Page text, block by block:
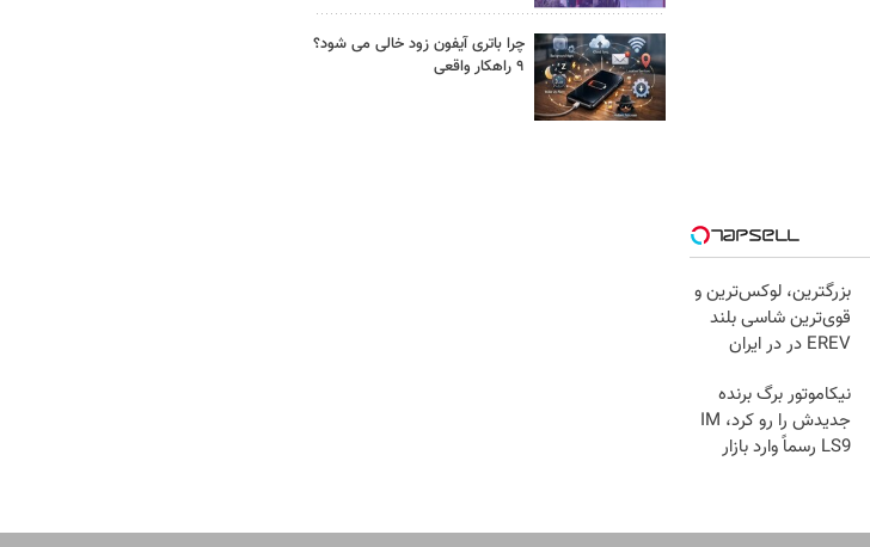
بزرگترین، لوکس‌ترین و
قوی‌ترین شاسی بلند
EREV در در ایران
نیکاموتور برگ برنده
جدیدش را رو کرد، IM
LS9 رسماً وارد بازار
چرا باتری آیفون زود خالی می شود؟
۹ راهکار واقعی